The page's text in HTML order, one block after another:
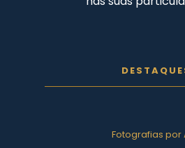
Fotografias por